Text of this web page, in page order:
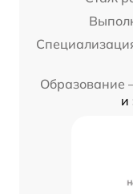
Образование
и